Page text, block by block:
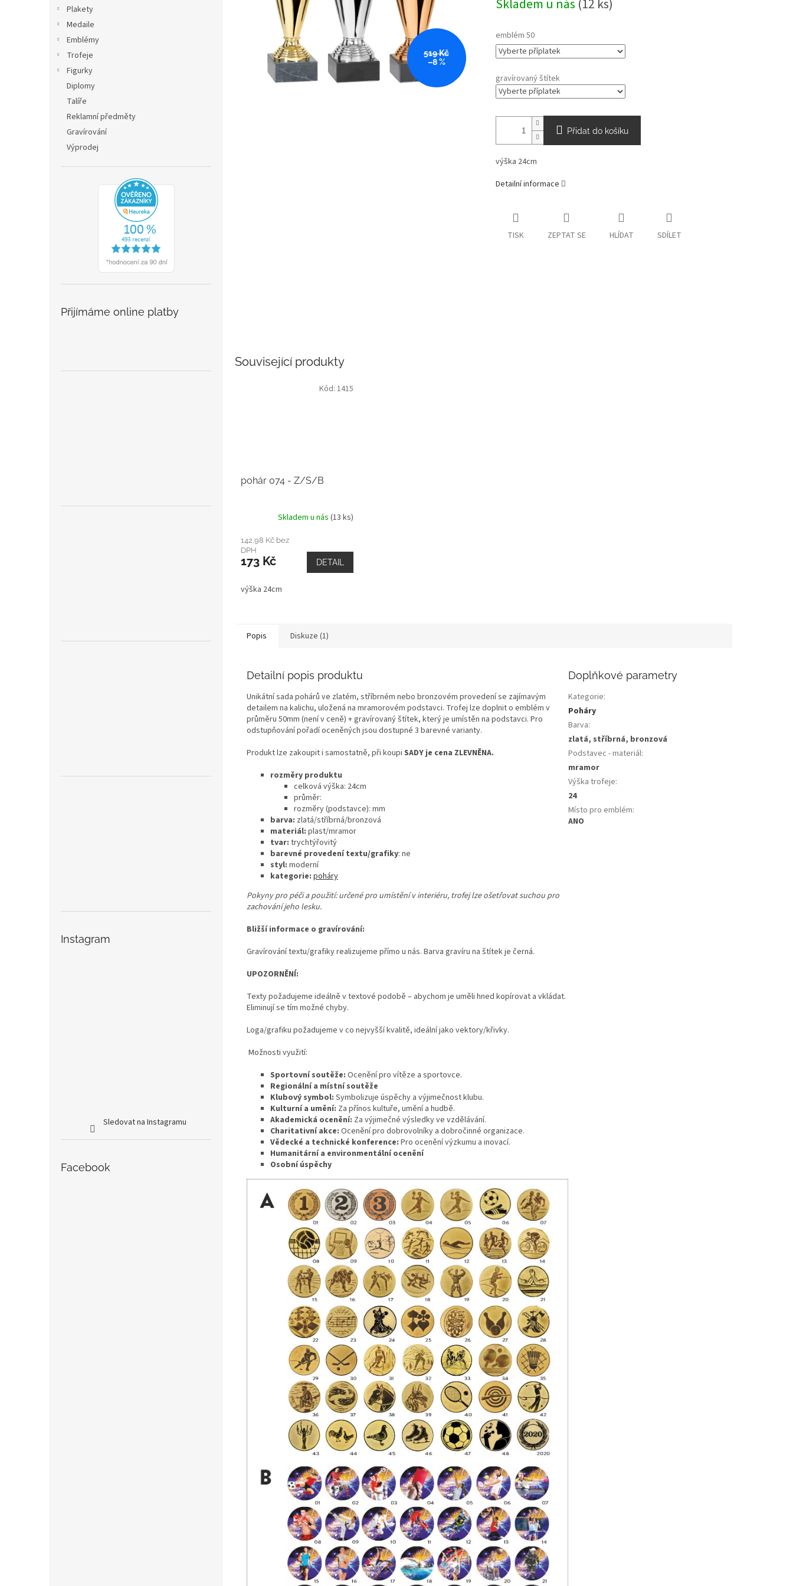
Plakety
Medaile
Emblémy
Trofeje
Figurky
Diplomy
Talíře
Reklamní předměty
Gravírování
Výprodej
Přijímáme online platby
Instagram
Sledovat na Instagramu
Facebook
519 Kč
–8 %
Skladem u nás (12 ks)
emblém 50
gravírovaný štítek
Přidat do košíku
výška 24cm
Detailní informace
TISK ZEPTAT SE HLÍDAT SDÍLET
Související produkty
pohár 074 - Z/S/B
Skladem u nás (13 ks)
142,98 Kč bez
DPH
173 Kč DETAIL
výška 24cm
Kód: 1415
Popis Diskuze (1)
Detailní popis produktu
Unikátní sada pohárů ve zlatém, stříbrném nebo bronzovém provedení se zajímavým
detailem na kalichu, uložená na mramorovém podstavci. Trofej lze doplnit o emblém v
průměru 50mm (není v ceně) + gravírovaný štítek, který je umístěn na podstavci. Pro
odstupňování pořadí oceněných jsou dostupné 3 barevné varianty.
Produkt lze zakoupit i samostatně, při koupi SADY je cena ZLEVNĚNA.
rozměry produktu
celková výška: 24cm
průměr:
rozměry (podstavce): mm
barva: zlatá/stříbrná/bronzová
materiál: plast/mramor
tvar: trychtýřovitý
barevné provedení textu/grafiky: ne
styl: moderní
kategorie: poháry
Pokyny pro péči a použití: určené pro umístění v interiéru, trofej lze ošetřovat suchou pro
zachování jeho lesku.
Bližší informace o gravírování:
Gravírování textu/grafiky realizujeme přímo u nás. Barva gravíru na štítek je černá.
UPOZORNĚNÍ:
Texty požadujeme ideálně v textové podobě – abychom je uměli hned kopírovat a vkládat.
Eliminují se tím možné chyby.
Loga/grafiku požadujeme v co nejvyšší kvalitě, ideální jako vektory/křivky.
Možnosti využití:
Sportovní soutěže: Ocenění pro vítěze a sportovce.
Regionální a místní soutěže
Klubový symbol: Symbolizuje úspěchy a výjimečnost klubu.
Kulturní a umění: Za přínos kultuře, umění a hudbě.
Akademická ocenění: Za výjimečné výsledky ve vzdělávání.
Charitativní akce: Ocenění pro dobrovolníky a dobročinné organizace.
Vědecké a technické konference: Pro ocenění výzkumu a inovací.
Humanitární a environmentální ocenění
Osobní úspěchy
Doplňkové parametry
Kategorie:
Poháry
Barva:
zlatá, stříbrná, bronzová
Podstavec - materiál:
mramor
Výška trofeje:
24
Místo pro emblém:
ANO